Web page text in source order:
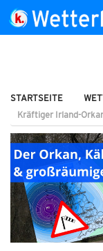
STARTSEITE
Kräftiger Irland-